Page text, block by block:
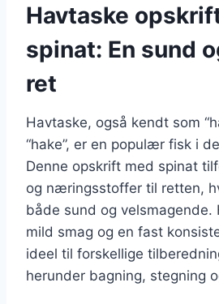
Havtaske
spinat: En sund
ret
Havtaske, også kendt som
“hake”, er en populær fisk i
Denne opskrift med spinat
og næringsstoffer til retten,
både sund og velsmagende.
mild smag og en fast
ideel til forskellige
herunder bagning, stegning